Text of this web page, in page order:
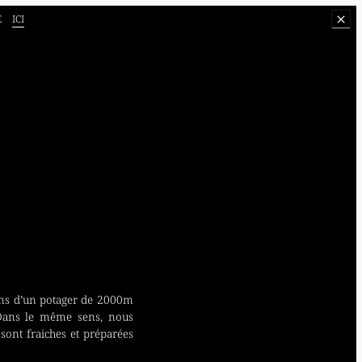
ICI
d’un potager de 2000m
le même sens, nous
fraiches et préparées